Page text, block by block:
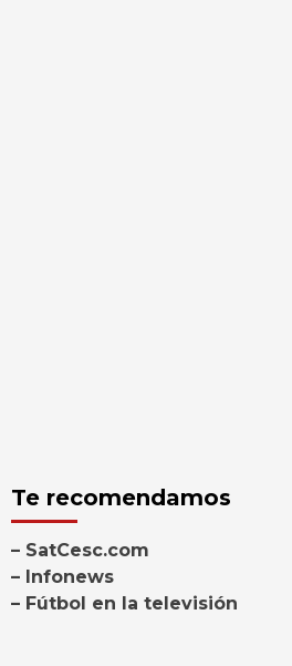
Te recomendamos
– SatCesc.com
– Infonews
– Fútbol en la televisión